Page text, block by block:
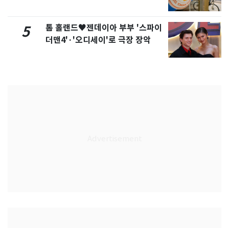
5
톰 홀랜드♥젠데이아 부부 '스파이
더맨4'·'오디세이'로 극장 장악